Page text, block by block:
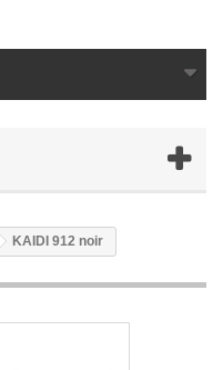
KAIDI 912 noir